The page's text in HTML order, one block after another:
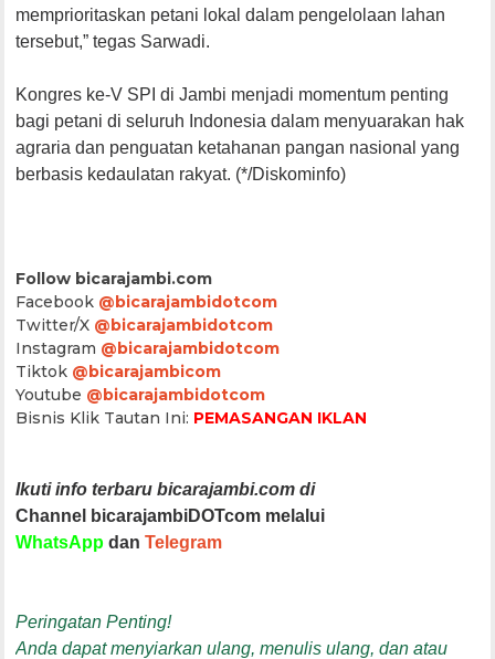
memprioritaskan petani lokal dalam pengelolaan lahan
tersebut,” tegas Sarwadi.
Kongres ke-V SPI di Jambi menjadi momentum penting
bagi petani di seluruh Indonesia dalam menyuarakan hak
agraria dan penguatan ketahanan pangan nasional yang
berbasis kedaulatan rakyat. (*/Diskominfo)
Follow bicarajambi.com
Facebook @bicarajambidotcom
Twitter/X @bicarajambidotcom
Instagram @bicarajambidotcom
Tiktok @bicarajambicom
Youtube @bicarajambidotcom
Bisnis Klik Tautan Ini: PEMASANGAN IKLAN
Ikuti info terbaru bicarajambi.com di
Channel bicarajambiDOTcom melalui
WhatsApp danTelegram
Peringatan Penting!
Anda dapat menyiarkan ulang, menulis ulang, dan atau